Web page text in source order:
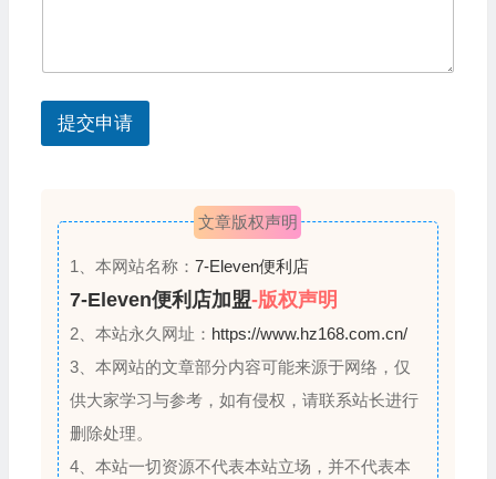
e
s
+
提交申请
文章版权声明
1、本网站名称： 7-Eleven便利店
7-Eleven便利店加盟-版权声明
2、本站永久网址： https://www.hz168.com.cn/
3、本网站的文章部分内容可能来源于网络，仅
供大家学习与参考，如有侵权，请联系站长进行
删除处理。
4、本站一切资源不代表本站立场，并不代表本